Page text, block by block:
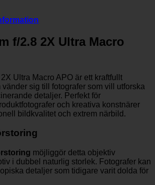
f/2.8 2X Ultra Macro
2X Ultra Macro APO är ett kraftfullt
sig till fotografer som vill utforska
detaljer. Perfekt för
och kreativa konstnärer
bildkvalitet och extrem närbild.
möjliggör detta objektiv
i dubbel naturlig storlek. Fotografer kan
detaljer som tidigare varit dolda för